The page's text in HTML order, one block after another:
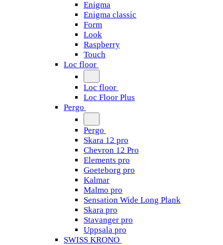
Enigma
Enigma classic
Form
Look
Raspberry
Touch
Loc floor
Loc floor
Loc Floor Plus
Pergo
Pergo
Skara 12 pro
Chevron 12 Pro
Elements pro
Goeteborg pro
Kalmar
Malmo pro
Sensation Wide Long Plank
Skara pro
Stavanger pro
Uppsala pro
SWISS KRONO